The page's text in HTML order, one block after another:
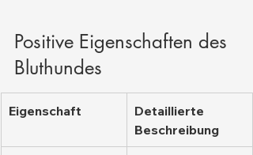
Positive Eigenschaften des
Bluthundes
Eigenschaft
Detaillierte
Beschreibung